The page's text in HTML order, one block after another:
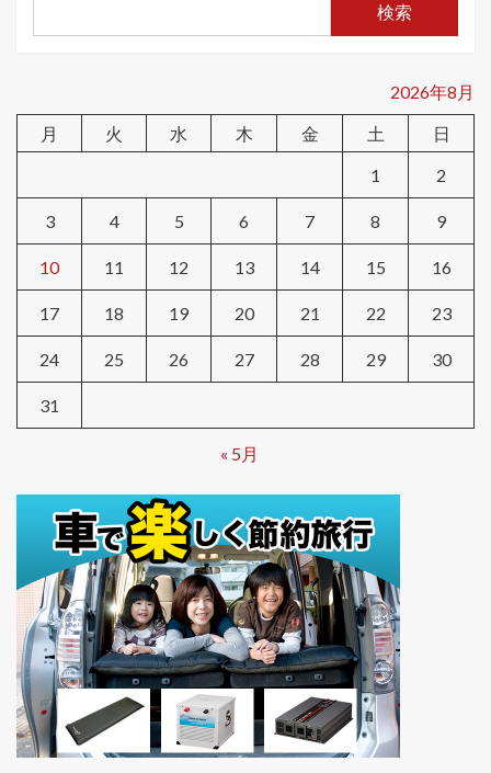
検索
2026年8月
月
火 水 木 金 土
日
1
2
3 4 5 6 7 8 9
10 11 12 13 14 15 16
17 18 19 20 21 22 23
24 25 26 27 28 29 30
31
« 5月